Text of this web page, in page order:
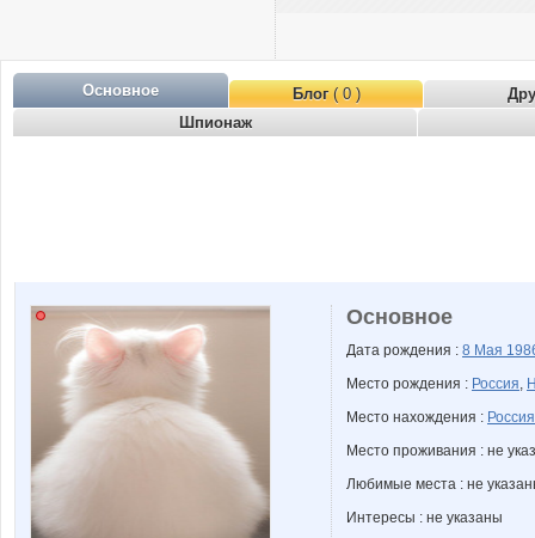
Основное Блог( 0 )
Шпионаж
Основное
Дата рождения : 8 Мая
Место рождения : Россия,
Место нахождения : Россия
Место проживания : не
Любимые места : не
Интересы : не указаны